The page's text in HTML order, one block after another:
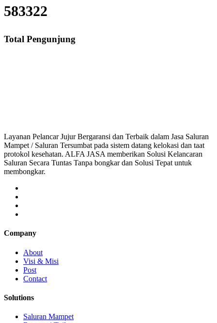
583322
Total Pengunjung
Layanan Pelancar Jujur Bergaransi dan Terbaik dalam Jasa Saluran
Mampet / Saluran Tersumbat pada sistem datang kelokasi dan taat
protokol kesehatan. ALFA JASA memberikan Solusi Kelancaran
Saluran Secara Tuntas Tanpa bongkar dan Solusi Tepat untuk
membongkar.
Company
About
Visi & Misi
Post
Contact
Solutions
Saluran Mampet